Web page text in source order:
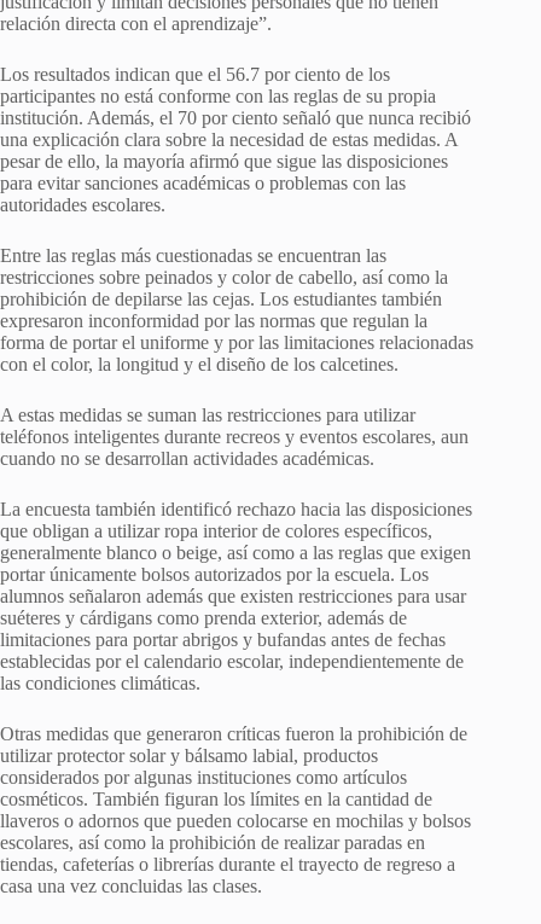
relación directa con el aprendizaje”.
Los resultados indican que el 56.7 por ciento de los
participantes no está conforme con las reglas de su propia
institución. Además, el 70 por ciento señaló que nunca recibió
una explicación clara sobre la necesidad de estas medidas. A
pesar de ello, la mayoría afirmó que sigue las disposiciones
para evitar sanciones académicas o problemas con las
autoridades escolares.
Entre las reglas más cuestionadas se encuentran las
restricciones sobre peinados y color de cabello, así como la
prohibición de depilarse las cejas. Los estudiantes también
expresaron inconformidad por las normas que regulan la
forma de portar el uniforme y por las limitaciones relacionadas
con el color, la longitud y el diseño de los calcetines.
A estas medidas se suman las restricciones para utilizar
teléfonos inteligentes durante recreos y eventos escolares, aun
cuando no se desarrollan actividades académicas.
La encuesta también identificó rechazo hacia las disposiciones
que obligan a utilizar ropa interior de colores específicos,
generalmente blanco o beige, así como a las reglas que exigen
portar únicamente bolsos autorizados por la escuela. Los
alumnos señalaron además que existen restricciones para usar
suéteres y cárdigans como prenda exterior, además de
limitaciones para portar abrigos y bufandas antes de fechas
establecidas por el calendario escolar, independientemente de
las condiciones climáticas.
Otras medidas que generaron críticas fueron la prohibición de
utilizar protector solar y bálsamo labial, productos
considerados por algunas instituciones como artículos
cosméticos. También figuran los límites en la cantidad de
llaveros o adornos que pueden colocarse en mochilas y bolsos
escolares, así como la prohibición de realizar paradas en
tiendas, cafeterías o librerías durante el trayecto de regreso a
casa una vez concluidas las clases.